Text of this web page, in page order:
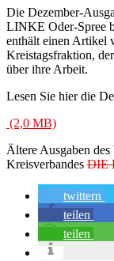
Die Dezember-
LINKE Oder-Spree
enthält einen Artikel
Kreistagsfraktion,
über ihre Arbeit.
Lesen Sie hier die
Ältere Ausgaben
Kreisverbandes DIE
twittern
teilen
teilen